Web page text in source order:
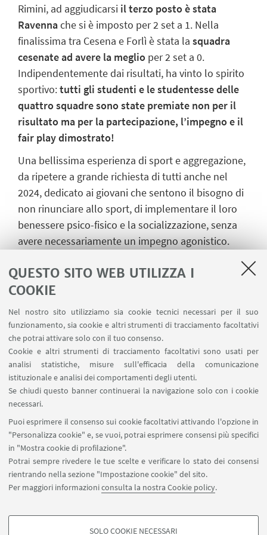
QUESTO SITO WEB UTILIZZA I
COOKIE
Nel nostro sito utilizziamo sia cookie tecnici necessari per il suo
funzionamento, sia cookie e altri strumenti di tracciamento facoltativi
che potrai attivare solo con il tuo consenso.
Cookie e altri strumenti di tracciamento facoltativi sono usati per
analisi statistiche, misure sull'efficacia della comunicazione
istituzionale e analisi dei comportamenti degli utenti.
Se chiudi questo banner continuerai la navigazione solo con i cookie
necessari.
Puoi esprimere il consenso sui cookie facoltativi attivando l'opzione in
"Personalizza cookie" e, se vuoi, potrai esprimere consensi più specifici
in "Mostra cookie di profilazione".
Potrai sempre rivedere le tue scelte e verificare lo stato dei consensi
rientrando nella sezione "Impostazione cookie" del sito.
Per maggiori informazioniconsulta la nostra Cookie policy.
SOLO COOKIE NECESSARI
Rimini, ad aggiudicarsi il terzo posto è stata
Ravennache si è imposto per 2 set a 1. Nella
finalissima tra Cesena e Forlì è stata la squadra
cesenate ad avere la meglio per 2 set a 0.
Indipendentemente dai risultati, ha vinto lo spirito
sportivo:tutti gli studenti e le studentesse delle
quattro squadre sono state premiate non per il
risultato ma per la partecipazione, l’impegno e il
fair play dimostrato!
Una bellissima esperienza di sport e aggregazione,
da ripetere a grande richiesta di tutti anche nel
2024, dedicato ai giovani che sentono il bisogno di
non rinunciare allo sport, di implementare il loro
benessere psico-fisico e la socializzazione, senza
avere necessariamente un impegno agonistico.
ragazzeche hanno avuto la possibilità di giocare in
squadre miste, con un regolamento di gioco che
prevede necessariamente la partecipazione in
campo della componente femminile e maschile e
che proprio per questo, porta ad avere uno spirito
di gioco basato più sul fair play che non alla
competizione vera e propria.
Si ringrazia per la collaborazione Fondazione
Flaminia, Serinar e Unirimini che affiancano il
CUS Bologna in questi progetti.